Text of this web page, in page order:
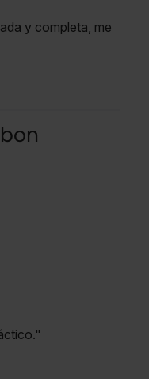
y completa, me